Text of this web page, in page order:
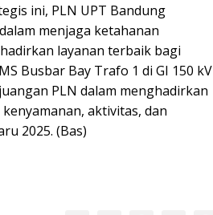
ini, PLN UPT Bandung
menjaga ketahanan
layanan terbaik bagi
Busbar Bay Trafo 1 di GI 150 kV
PLN dalam menghadirkan
aktivitas, dan
2025. (Bas)